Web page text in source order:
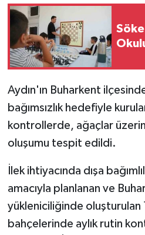
Aydın'ın Buharkent
bağımsızlık hedefiyle
kontrollerde, ağaçlar
oluşumu tespit edildi.
İlek ihtiyacında dışa
amacıyla planlanan ve
yükleniciliğinde oluşturulan
bahçelerinde aylık rutin